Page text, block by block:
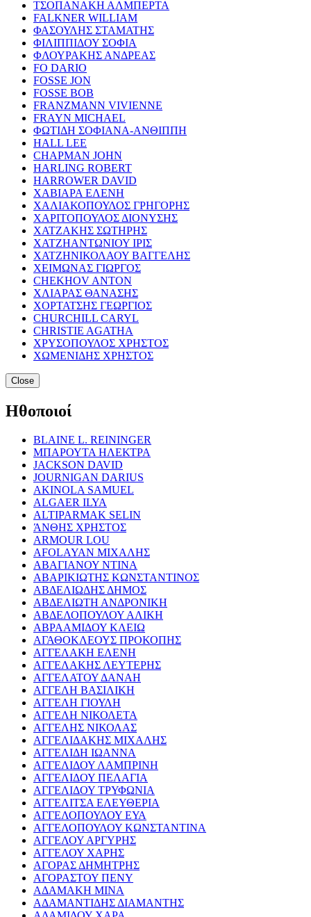
ΤΣΟΠΑΝΑΚΗ ΑΛΜΠΕΡΤΑ
FALKNER WILLIAM
ΦΑΣΟΥΛΗΣ ΣΤΑΜΑΤΗΣ
ΦΙΛΙΠΠΙΔΟΥ ΣΟΦΙΑ
ΦΛΟΥΡΑΚΗΣ ΑΝΔΡΕΑΣ
FO DARIO
FOSSE JON
FOSSE BOB
FRANZMANN VIVIENNE
FRAYN MICHAEL
ΦΩΤΙΔΗ ΣΟΦΙΑΝΑ-ΑΝΘΙΠΠΗ
HALL LEE
CHAPMAN JOHN
HARLING ROBERT
HARROWER DAVID
ΧΑΒΙΑΡΑ ΕΛΕΝΗ
ΧΑΛΙΑΚΟΠΟΥΛΟΣ ΓΡΗΓΟΡΗΣ
ΧΑΡΙΤΟΠΟΥΛΟΣ ΔΙΟΝΥΣΗΣ
ΧΑΤΖΑΚΗΣ ΣΩΤΗΡΗΣ
ΧΑΤΖΗΑΝΤΩΝΙΟΥ ΙΡΙΣ
ΧΑΤΖΗΝΙΚΟΛΑΟΥ ΒΑΓΓΕΛΗΣ
ΧΕΙΜΩΝΑΣ ΓΙΩΡΓΟΣ
CHEKHOV ANTON
ΧΛΙΑΡΑΣ ΘΑΝΑΣΗΣ
ΧΟΡΤΑΤΣΗΣ ΓΕΩΡΓΙΟΣ
CHURCHILL CARYL
CHRISTIE AGATHA
ΧΡΥΣΟΠΟΥΛΟΣ ΧΡΗΣΤΟΣ
ΧΩΜΕΝΙΔΗΣ ΧΡΗΣΤΟΣ
Close
Ηθοποιοί
BLAINE L. REININGER
ΜΠΑΡΟΥΤΑ ΗΛΕΚΤΡΑ
JACKSON DAVID
JOURNIGAN DARIUS
AKINOLA SAMUEL
ALGAER ILYA
ALTIPARMAK SELIN
ΆΝΘΗΣ ΧΡΗΣΤΟΣ
ARMOUR LOU
AFOLAYAN ΜΙΧΑΛΗΣ
ΑΒΑΓΙΑΝΟΥ ΝΤΙΝΑ
ΑΒΑΡΙΚΙΩΤΗΣ ΚΩΝΣΤΑΝΤΙΝΟΣ
ΑΒΔΕΛΙΩΔΗΣ ΔΗΜΟΣ
ΑΒΔΕΛΙΩΤΗ ΑΝΔΡΟΝΙΚΗ
ΑΒΔΕΛΟΠΟΥΛΟΥ ΑΛΙΚΗ
ΑΒΡΑΑΜΙΔΟΥ ΚΛΕΙΩ
ΑΓΑΘΟΚΛΕΟΥΣ ΠΡΟΚΟΠΗΣ
ΑΓΓΕΛΑΚΗ ΕΛΕΝΗ
ΑΓΓΕΛΑΚΗΣ ΛΕΥΤΕΡΗΣ
ΑΓΓΕΛΑΤΟΥ ΔΑΝΑΗ
ΑΓΓΕΛΗ ΒΑΣΙΛΙΚΗ
ΑΓΓΕΛΗ ΓΙΟΥΛΗ
ΑΓΓΕΛΗ ΝΙΚΟΛΕΤΑ
ΑΓΓΕΛΗΣ ΝΙΚΟΛΑΣ
ΑΓΓΕΛΙΔΑΚΗΣ ΜΙΧΑΛΗΣ
ΑΓΓΕΛΙΔΗ ΙΩΑΝΝΑ
ΑΓΓΕΛΙΔΟΥ ΛΑΜΠΡΙΝΗ
ΑΓΓΕΛΙΔΟΥ ΠΕΛΑΓΙΑ
ΑΓΓΕΛΙΔΟΥ ΤΡΥΦΩΝΙΑ
ΑΓΓΕΛΙΤΣΑ ΕΛΕΥΘΕΡΙΑ
ΑΓΓΕΛΟΠΟΥΛΟΥ ΕΥΑ
ΑΓΓΕΛΟΠΟΥΛΟΥ ΚΩΝΣΤΑΝΤΙΝΑ
ΑΓΓΕΛΟΥ ΑΡΓΥΡΗΣ
ΑΓΓΕΛΟΥ ΧΑΡΗΣ
ΑΓΟΡΑΣ ΔΗΜΗΤΡΗΣ
ΑΓΟΡΑΣΤΟΥ ΠΕΝΥ
ΑΔΑΜΑΚΗ ΜΙΝΑ
ΑΔΑΜΑΝΤΙΔΗΣ ΔΙΑΜΑΝΤΗΣ